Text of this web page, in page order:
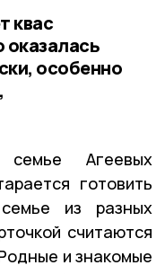
квас
оказалась
особенно
Агеевых
готовить
из разных
считаются
и знакомые